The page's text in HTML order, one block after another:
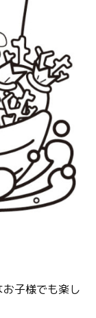
子様でも楽し